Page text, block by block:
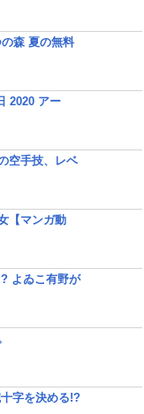
森 夏の無料
2020 アー
空手技、レベ
【マンガ動
よゐこ有野が
字を決める!?